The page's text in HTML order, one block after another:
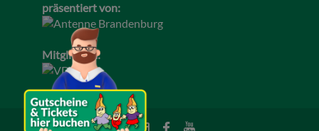
präsentiert von:
Mitglied im: